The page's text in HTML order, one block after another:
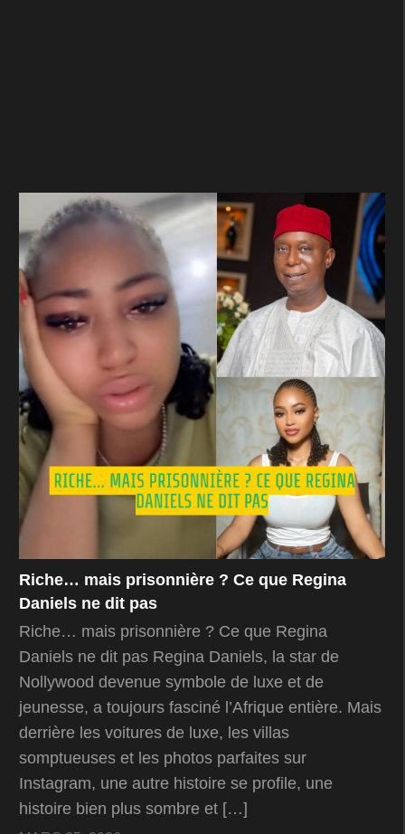
Riche… mais prisonnière ? Ce que Regina
Daniels ne dit pas
Riche… mais prisonnière ? Ce que Regina
Daniels ne dit pas Regina Daniels, la star de
Nollywood devenue symbole de luxe et de
jeunesse, a toujours fasciné l’Afrique entière. Mais
derrière les voitures de luxe, les villas
somptueuses et les photos parfaites sur
Instagram, une autre histoire se profile, une
histoire bien plus sombre et […]